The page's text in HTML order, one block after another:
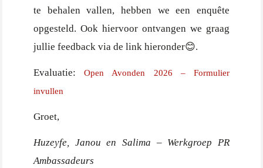
te behalen vallen, hebben we een enquête
opgesteld. Ook hiervoor ontvangen we graag
jullie feedback via de link hieronder😊.
Evaluatie:Open Avonden 2026 – Formulier
invullen
Groet,
Huzeyfe, Janou en Salima – Werkgroep PR
Ambassadeurs